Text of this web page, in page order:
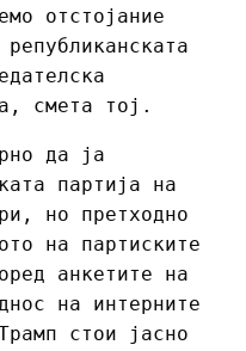
отстојание
смета тој.
да ја
партија на
но претходно
на партиските
анкетите на
на интерните
стои јасно